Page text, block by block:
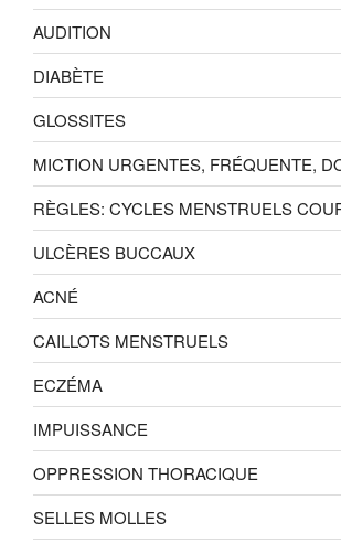
AUDITION
DIABÈTE
GLOSSITES
MICTION URGENTES, FRÉQUENTE,
RÈGLES: CYCLES MENSTRUELS
ULCÈRES BUCCAUX
ACNÉ
CAILLOTS MENSTRUELS
ECZÉMA
IMPUISSANCE
OPPRESSION THORACIQUE
SELLES MOLLES